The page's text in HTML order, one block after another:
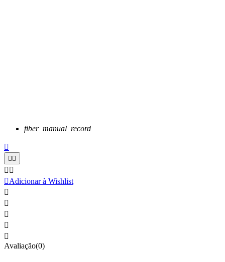
fiber_manual_record


 
Adicionar à Wishlist





Avaliação(0)